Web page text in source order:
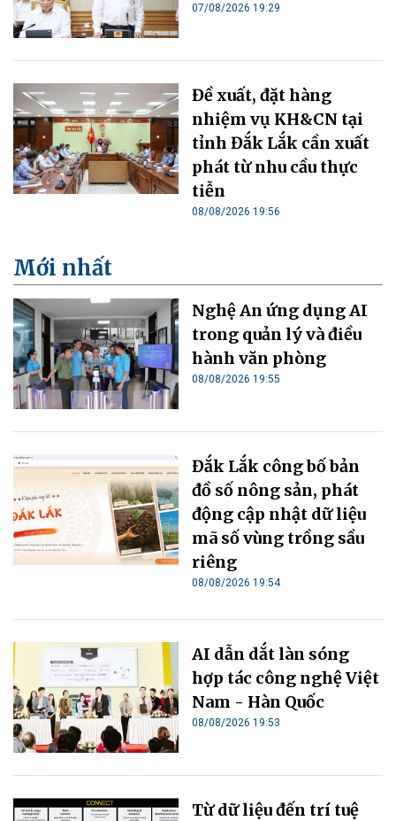
07/08/2026 19:29
Đề xuất, đặt hàng
nhiệm vụ KH&CN tại
tỉnh Đắk Lắk cần xuất
phát từ nhu cầu thực
tiễn
08/08/2026 19:56
Mới nhất
Nghệ An ứng dụng AI
trong quản lý và điều
hành văn phòng
08/08/2026 19:55
Đắk Lắk công bố bản
đồ số nông sản, phát
động cập nhật dữ liệu
mã số vùng trồng sầu
riêng
08/08/2026 19:54
AI dẫn dắt làn sóng
hợp tác công nghệ Việt
Nam - Hàn Quốc
08/08/2026 19:53
Từ dữ liệu đến trí tuệ